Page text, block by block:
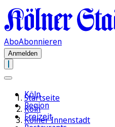
AboAbonnieren
Anmelden
Köln
Region
Freizeit
Startseite
Köln
Kölner Innenstadt